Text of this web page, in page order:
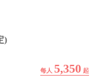
)
5,350